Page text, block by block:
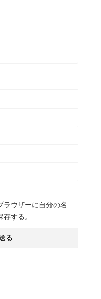
ラウザーに自分の名
する。